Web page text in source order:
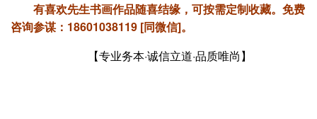
有喜欢先生书画作品随喜结缘，可按需定制收藏。 免费
咨询参谋： 18601038119 [同微信]。
【专业务本·诚信立道·品质唯尚】